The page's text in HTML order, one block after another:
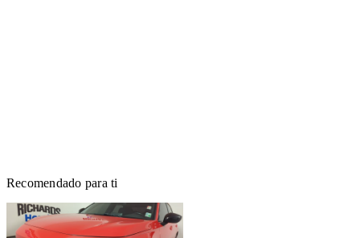
Recomendado para ti